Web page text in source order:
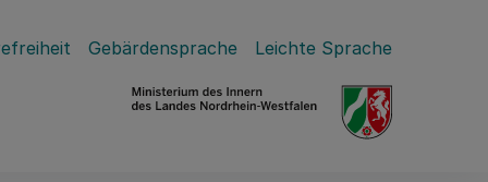
Gebärdensprache Leichte Sprache